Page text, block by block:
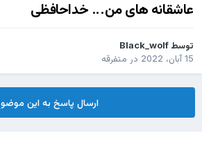
عاشقانه های من... خداحافظی
توسط Black_wolf
15 آبان، 2022
در متفرقه
ارسال پاسخ به این